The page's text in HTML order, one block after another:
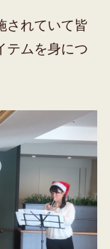
されていて皆
テムを身につ